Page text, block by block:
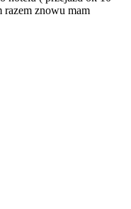
razem znowu mam